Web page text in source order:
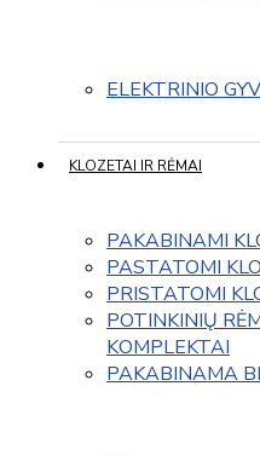
ELEKTRINIO
KLOZETAI IR RĖMAI
PAKABINAMI
PASTATOMI
PRISTATOMI
POTINKINIŲ
KOMPLEKTAI
PAKABINAMA